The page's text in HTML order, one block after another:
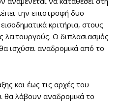
την επιστροφή δυο
κριτήρια, στους
λειτουργούς. Ο διπλασιασμός
ισχύσει αναδρομικά από το
και έως τις αρχές του
θα λάβουν αναδρομικά το